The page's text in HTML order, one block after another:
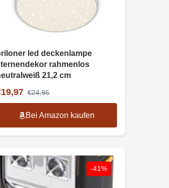
led deckenlampe
rahmenlos
21,2 cm
€24,95
Bei Amazon kaufen
-41%